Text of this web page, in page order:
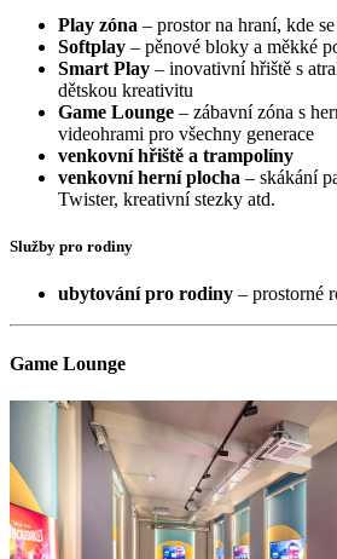
Play zóna – prostor na hraní, kde
Softplay – pěnové bloky a měkké
Smart Play – inovativní hřiště s
dětskou kreativitu
Game Lounge – zábavní zóna s
videohrami pro všechny generace
venkovní hřiště a trampolíny
venkovní herní plocha – skákání
Twister, kreativní stezky atd.
Služby pro rodiny
ubytování pro rodiny – prostorné
Game Lounge